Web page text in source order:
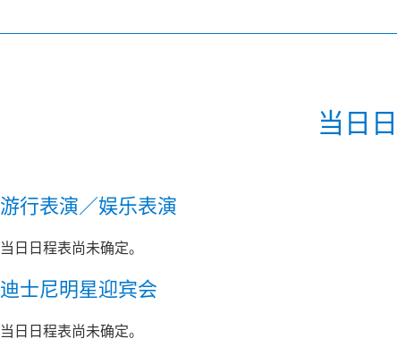
当日
游行表演／娱乐表演
当日日程表尚未确定。
迪士尼明星迎宾会
当日日程表尚未确定。